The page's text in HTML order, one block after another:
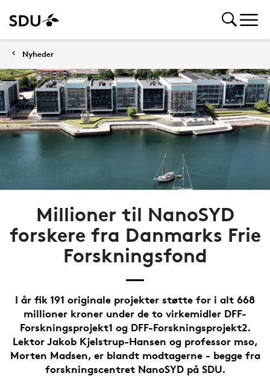
Nyheder
Millioner til NanoSYD
forskere fra Danmarks Frie
Forskningsfond
I år fik 191 originale projekter støtte for i alt 668
millioner kroner under de to virkemidler DFF-
Forskningsprojekt1 og DFF-Forskningsprojekt2.
Lektor Jakob Kjelstrup-Hansen og professor mso,
Morten Madsen, er blandt modtagerne - begge fra
forskningscentret NanoSYD på SDU.